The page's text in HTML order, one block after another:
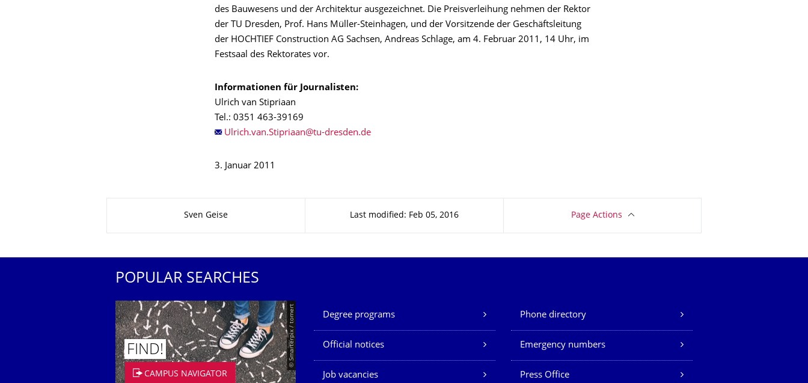
des Bauwesens und der Architektur ausgezeichnet. Die Preisverleihung nehmen der Rektor
der TU Dresden, Prof. Hans Müller-Steinhagen, und der Vorsitzende der Geschäftsleitung
der HOCHTIEF Construction AG Sachsen, Andreas Schlage, am 4. Februar 2011, 14 Uhr, im
Festsaal des Rektorates vor.
Informationen für Journalisten:
Ulrich van Stipriaan
Tel.: 0351 463-39169
3. Januar 2011
Sven Geise Last modified: Feb 05, 2016 Page Actions
POPULAR SEARCHES
© Smarterpix / tomert
FIND!
CAMPUS NAVIGATOR
Our Services
Degree programs Phone directory
Official notices Emergency numbers
Job vacancies Press Office